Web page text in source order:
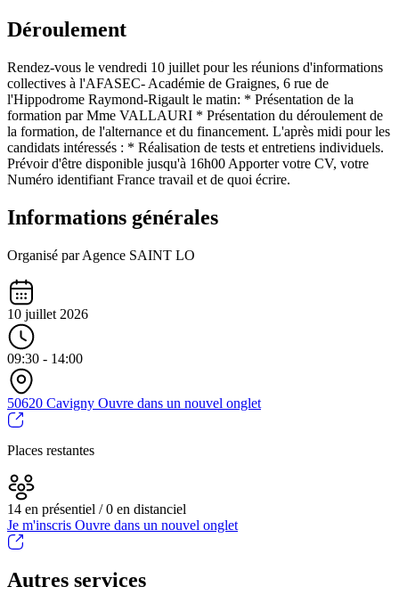
Déroulement
Rendez-vous le vendredi 10 juillet pour les réunions d'informations
collectives à l'AFASEC- Académie de Graignes, 6 rue de
l'Hippodrome Raymond-Rigault le matin: * Présentation de la
formation par Mme VALLAURI * Présentation du déroulement de
la formation, de l'alternance et du financement. L'après midi pour les
candidats intéressés : * Réalisation de tests et entretiens individuels.
Prévoir d'être disponible jusqu'à 16h00 Apporter votre CV, votre
Numéro identifiant France travail et de quoi écrire.
Informations générales
Organisé par Agence SAINT LO
10 juillet 2026
09:30 - 14:00
50620 Cavigny Ouvre dans un nouvel onglet
Places restantes
14 en présentiel / 0 en distanciel
Je m'inscris Ouvre dans un nouvel onglet
Autres services